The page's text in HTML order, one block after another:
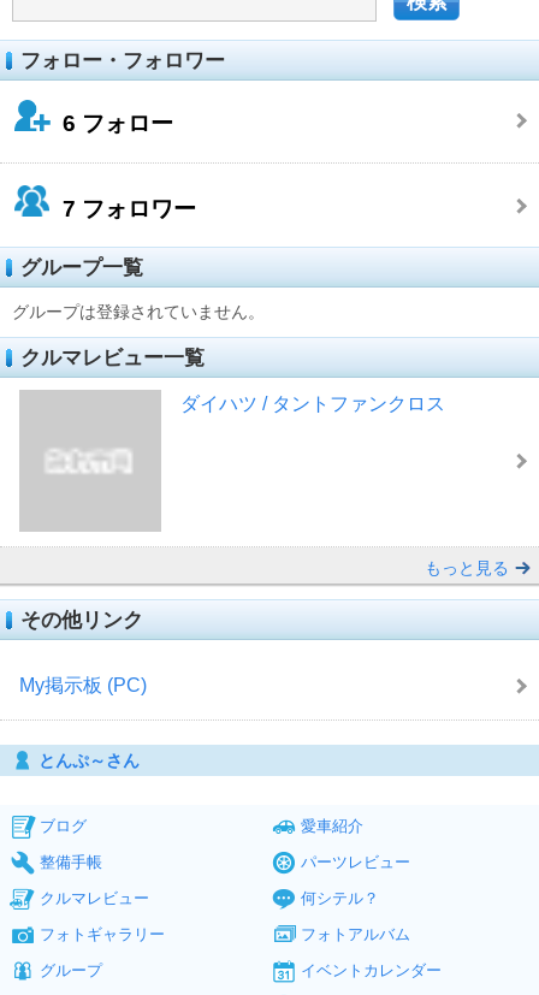
フォロー・フォロワー
6 フォロー
7 フォロワー
グループ一覧
グループは登録されていません。
クルマレビュー一覧
ダイハツ / タントファンクロス
もっと見る
その他リンク
My掲示板 (PC)
とんぷ～さん
ブログ
愛車紹介
整備手帳
パーツレビュー
クルマレビュー
何シテル？
フォトギャラリー
フォトアルバム
グループ
イベントカレンダー